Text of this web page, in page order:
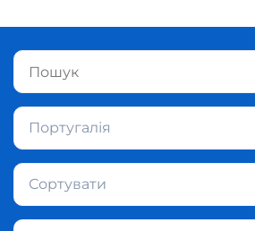
Португалія
Сортувати